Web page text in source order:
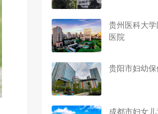
贵州医科大
医院
贵阳市妇幼
成都市妇女